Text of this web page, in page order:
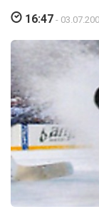
16:47 -